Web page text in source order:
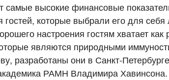
самые высокие финансовые
гостей, которые выбрали его для
настроения гостям хватает как
являются природными
разработаны они в Санкт-
академика РАМН Владимира Хавинсона.